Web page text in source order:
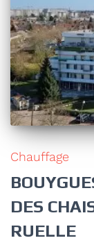
Chauffage
DES
RUELLE